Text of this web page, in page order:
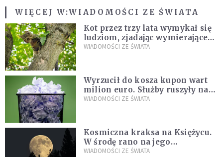
WIĘCEJ W:WIADOMOŚCI ZE ŚWIATA
Kot przez trzy lata wymykał się
ludziom, zjadając wymierające
kaczki. W końcu popełnił
WIADOMOŚCI ZE ŚWIATA
Wyrzucił do kosza kupon wart
milion euro. Służby ruszyły na
poszukiwania
WIADOMOŚCI ZE ŚWIATA
Kosmiczna kraksa na Księżycu.
W środę rano na jego
powierzchni dojdzie do
WIADOMOŚCI ZE ŚWIATA